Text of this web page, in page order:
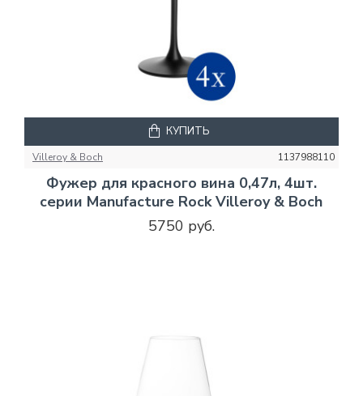
Villeroy & Boch 1137988110
Фужер для красного вина 0,47л, 4шт.
серии Manufacture Rock Villeroy & Boch
5750 руб.
КУПИТЬ